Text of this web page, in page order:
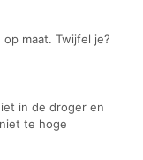
maat. Twijfel je?
in de droger en
te hoge